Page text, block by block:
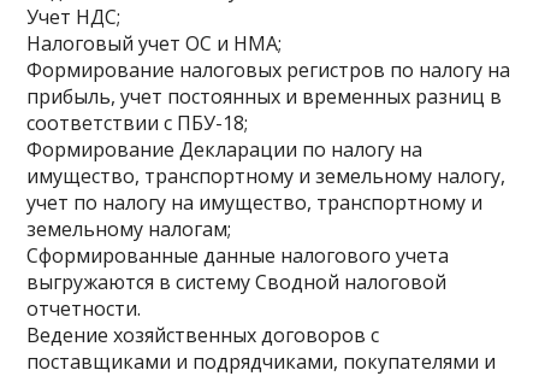
Учет НДС;
Налоговый учет ОС и НМА;
Формирование налоговых регистров по налогу на
прибыль, учет постоянных и временных разниц в
соответствии с ПБУ-18;
Формирование Декларации по налогу на
имущество, транспортному и земельному налогу,
учет по налогу на имущество, транспортному и
земельному налогам;
Сформированные данные налогового учета
выгружаются в систему Сводной налоговой
отчетности.
Ведение хозяйственных договоров с
поставщиками и подрядчиками, покупателями и